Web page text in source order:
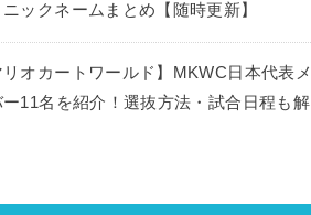
ックネームまとめ【随時更新】
リオカートワールド】MKWC日本代表メ
ー11名を紹介！選抜方法・試合日程も解